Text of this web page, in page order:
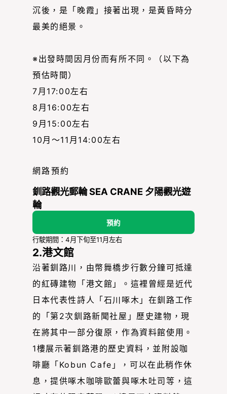
沉後，是「晚霞」接著出現，是黃昏時分
最美的絕景。
※出發時間因月份而有所不同。（以下為
預估時間）
7月17:00左右
8月16:00左右
9月15:00左右
10月〜11月14:00左右
網路預約
釧路觀光郵輪 SEA CRANE 夕陽觀光遊
輪
預約
行駛期間：4月下旬至11月左右
2.港文館
沿著釧路川，由幣舞橋步行數分鐘可抵達
的紅磚建物「港文館」。這裡曾經是近代
日本代表性詩人「石川啄木」在釧路工作
的「第2次釧路新聞社屋」歷史建物，現
在將其中一部分復原，作為資料館使用。
1樓展示著釧路港的歷史資料，並附設咖
啡廳「Kobun Cafe」，可以在此稍作休
息，提供啄木咖啡歐蕾與啄木吐司等，這